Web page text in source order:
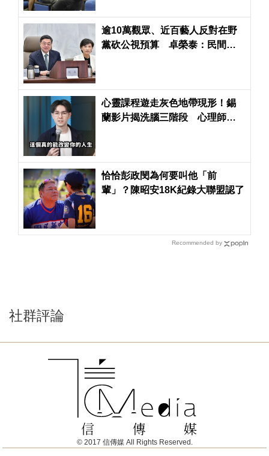
逾10萬觀眾、近百藝人反對在野
黨砍公視預算 卓榮泰：民間希
心靈課程遊走灰色地帶現形！錫
蘭影片揭洗腦三階段 心理師發
恰恰彭政閔為何要叫他「前
輩」？陳昭安18K紀錄大聯盟認了
Recommended by
社群評論
© 2017 信傳媒 All Rights Reserved.